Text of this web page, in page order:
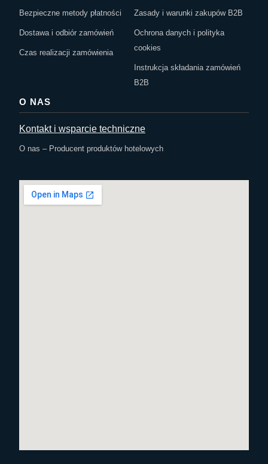
Bezpieczne metody płatności
Dostawa i odbiór zamówień
Czas realizacji zamówienia
Zasady i warunki zakupów B2B
Ochrona danych i polityka
cookies
Instrukcja składania zamówień
B2B
O NAS
Kontakt i wsparcie techniczne
O nas – Producent produktów hotelowych